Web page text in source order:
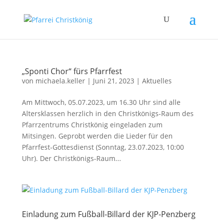
„Sponti Chor“ fürs Pfarrfest
von michaela.keller| Juni 21, 2023 | Aktuelles
Am Mittwoch, 05.07.2023, um 16.30 Uhr sind alle
Altersklassen herzlich in den Christkönigs-Raum des
Pfarrzentrums Christkönig eingeladen zum
Mitsingen. Geprobt werden die Lieder für den
Pfarrfest-Gottesdienst (Sonntag, 23.07.2023, 10:00
Uhr). Der Christkönigs-Raum...
Einladung zum Fußball-Billard der KJP-Penzberg